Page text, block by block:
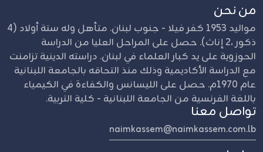
من نحن
مواليد 1953 كفر فيلا - جنوب لبنان. متأهل وله ستة أولاد (4
ذكور ،2 إناث). حصل على المراحل العليا من الدراسة
الحوزوية على يد كبار العلماء في لبنان. دراسته الدينية تزامنت
مع الدراسة الأكاديمية وذلك منذ التحاقه بالجامعة اللبنانية
عام 1970م. حصل على الليسانس والكفاءة في الكيمياء
باللغة الفرنسية من الجامعة اللبنانية - كلية التربية.
تواصل معنا
naimkassem@naimkassem.com.lb